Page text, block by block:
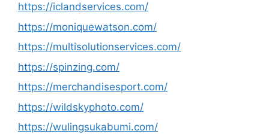
https://iclandservices.com/
https://moniquewatson.com/
https://multisolutionservices.com/
https://spinzing.com/
https://merchandisesport.com/
https://wildskyphoto.com/
https://wulingsukabumi.com/